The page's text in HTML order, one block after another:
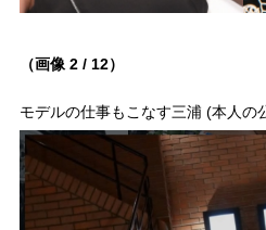
（画像 2 / 12）
モデルの仕事もこなす三浦 (本人の